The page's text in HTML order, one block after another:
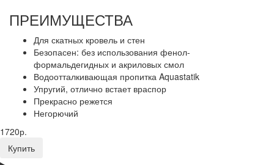
ПРЕИМУЩЕСТВА
Для скатных кровель и стен
Безопасен: без использования фенол-
формальдегидных и акриловых смол
Водоотталкивающая пропитка Aquastatik
Упругий, отлично встает враспор
Прекрасно режется
Негорючий
1720р.
Купить